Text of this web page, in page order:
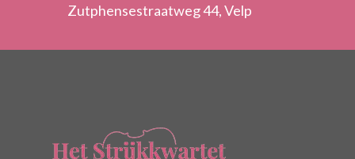
Zutphensestraatweg 44, Velp